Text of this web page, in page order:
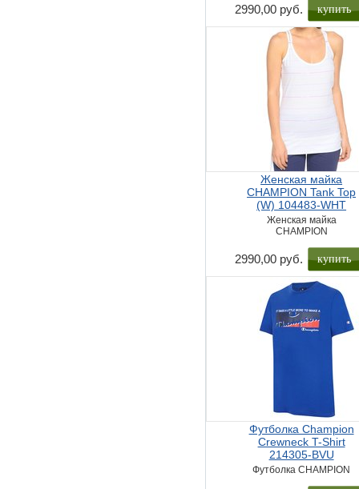
2990,00 руб. купить
Женская майка
CHAMPION Tank Top
(W) 104483-WHT
Женская майка
CHAMPION
2990,00 руб. купить
Футболка Champion
Crewneck T-Shirt
214305-BVU
Футболка CHAMPION